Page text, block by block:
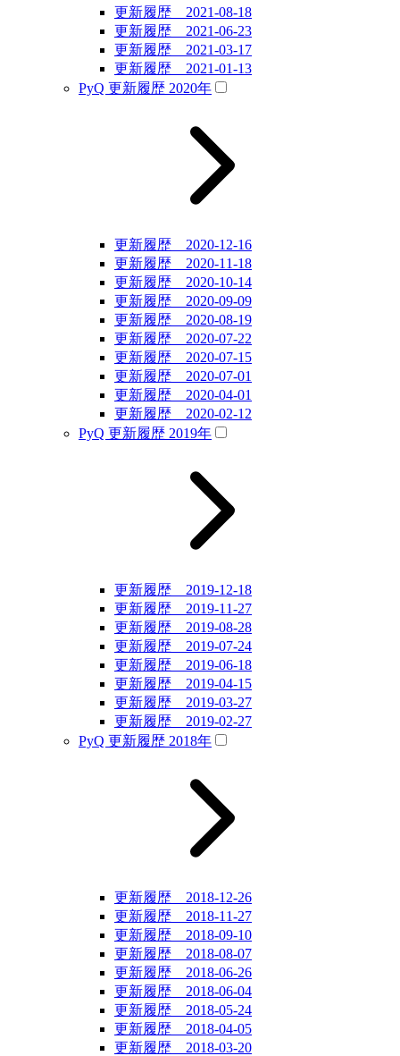
更新履歴 2021-08-18
更新履歴 2021-06-23
更新履歴 2021-03-17
更新履歴 2021-01-13
PyQ 更新履歴 2020年
更新履歴 2020-12-16
更新履歴 2020-11-18
更新履歴 2020-10-14
更新履歴 2020-09-09
更新履歴 2020-08-19
更新履歴 2020-07-22
更新履歴 2020-07-15
更新履歴 2020-07-01
更新履歴 2020-04-01
更新履歴 2020-02-12
PyQ 更新履歴 2019年
更新履歴 2019-12-18
更新履歴 2019-11-27
更新履歴 2019-08-28
更新履歴 2019-07-24
更新履歴 2019-06-18
更新履歴 2019-04-15
更新履歴 2019-03-27
更新履歴 2019-02-27
PyQ 更新履歴 2018年
更新履歴 2018-12-26
更新履歴 2018-11-27
更新履歴 2018-09-10
更新履歴 2018-08-07
更新履歴 2018-06-26
更新履歴 2018-06-04
更新履歴 2018-05-24
更新履歴 2018-04-05
更新履歴 2018-03-20